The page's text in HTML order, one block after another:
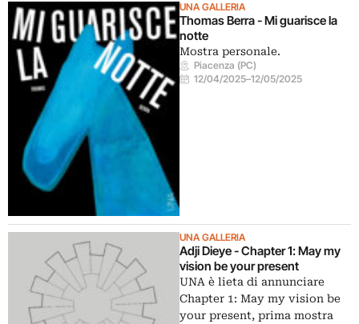
UNA GALLERIA
Thomas Berra - Mi guarisce la
notte
Mostra personale.
Piacenza (PC)
12/04/2025–12/05/2025
UNA GALLERIA
Adji Dieye - Chapter 1: May my
vision be your present
UNA è lieta di annunciare
Chapter 1: May my vision be
your present, prima mostra